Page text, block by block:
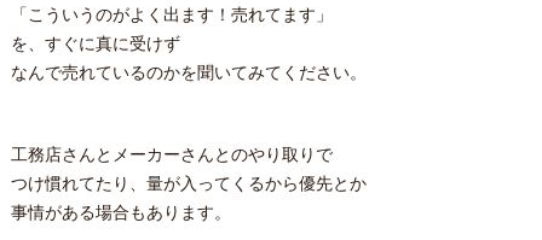
「こういうのがよく出ます！売れてます」
を、すぐに真に受けず
なんで売れているのかを聞いてみてください。
工務店さんとメーカーさんとのやり取りで
つけ慣れてたり、量が入ってくるから優先とか
事情がある場合もあります。